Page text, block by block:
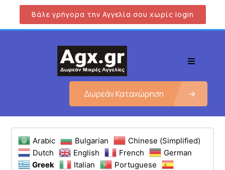
Βάλε γρήγορα την Αγγελία σου χωρίς login
Δωρεάν Καταχώρηση
Arabic Bulgarian
Chinese (Simplified)
Dutch
English French
German
Greek
Italian
Portuguese